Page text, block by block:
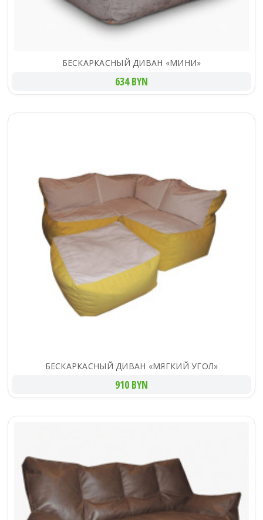
БЕСКАРКАСНЫЙ ДИВАН «МИНИ»
634 BYN
БЕСКАРКАСНЫЙ ДИВАН «МЯГКИЙ УГОЛ»
910 BYN